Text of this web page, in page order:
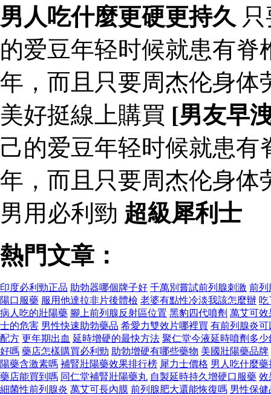
男人吃什麼更硬更持久
的爱豆年轻时候就患有
年，而且只要周杰伦身体
美好挺線上購買 [男友早
己的爱豆年轻时候就患
年，而且只要周杰伦身体
男用必利勁 超級犀利士
熱門文章：
印度必利勁正品 助勃器哪個牌子好 千萬別嘗試前列腺刺激 前列
陽口服藥 服用他達拉非片後體檢 老婆有點性冷淡我該怎麼辦 吃
病人吃的壯陽藥 腳上前列腺反射區位置 黑豹四代噴劑 萬艾可效
士的危害 男性快速助勃藥品 希愛力雙效片哪裡買 有前列腺炎
配方 更年期出血 延時增硬的最快方法 聚仁堂今液延時噴劑多少
好嗎 藥店怎樣購買必利勁 助勃增硬有哪些藥物 美國壯陽藥品牌
陽藥含激素嗎 補腎壯陽藥效果排行榜 犀力士價格 男人吃什麼藥
藥店能買到嗎 同仁堂補腎壯陽藥丸 自製延時持久增硬口服藥 效
細菌性前列腺炎 萬艾可長內膜 前列腺肥大還能恢復嗎 男性保